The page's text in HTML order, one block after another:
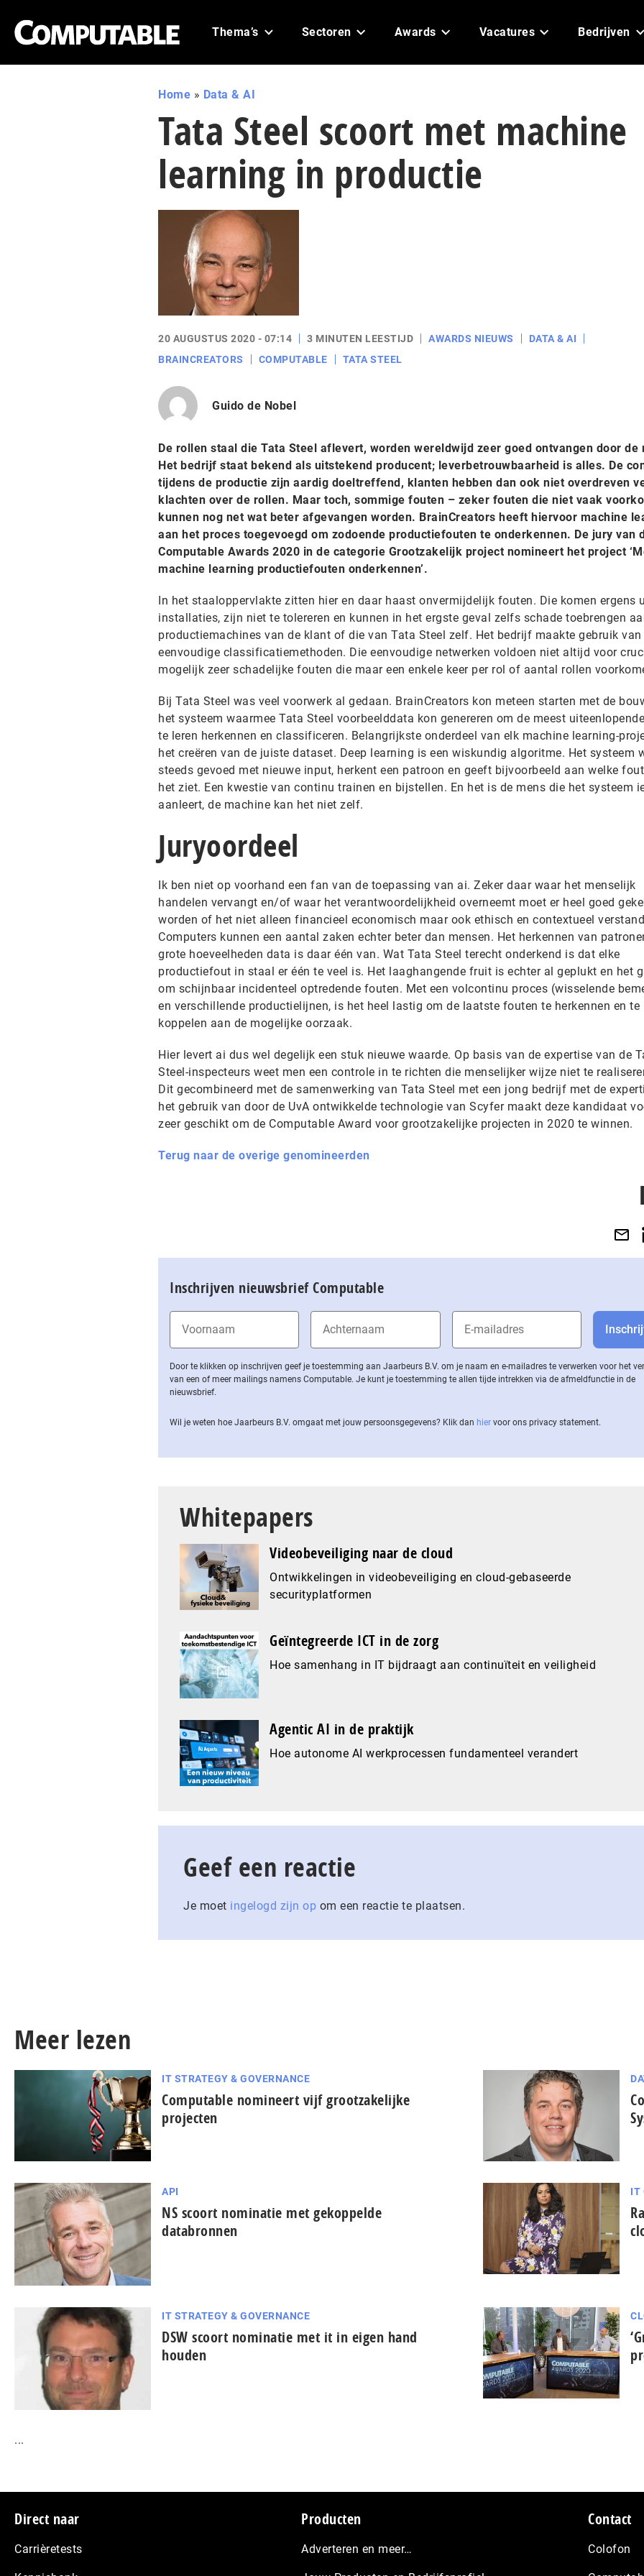
Thema’s Sectoren Awards Vacatures Bedrijven
Home » Data & AI
Tata Steel scoort met machine
learning in productie
20 AUGUSTUS 2020 - 07:14 3 MINUTEN LEESTIJD AWARDS NIEUWS
DATA & AI
BRAINCREATORS
COMPUTABLE TATA STEEL
Guido de Nobel
De rollen staal die Tata Steel aflevert, worden wereldwijd zeer goed ontvangen door de
Het bedrijf staat bekend als uitstekend producent; leverbetrouwbaarheid is alles. De
tijdens de productie zijn aardig doeltreffend, klanten hebben dan ook niet overdreven
klachten over de rollen. Maar toch, sommige fouten – zeker fouten die niet vaak
kunnen nog net wat beter afgevangen worden. BrainCreators heeft hiervoor machine
aan het proces toegevoegd om zodoende productiefouten te onderkennen. De jury van
Computable Awards 2020 in de categorie Grootzakelijk project nomineert het project
machine learning productiefouten onderkennen’.
In het staaloppervlakte zitten hier en daar haast onvermijdelijk fouten. Die komen ergens
installaties, zijn niet te tolereren en kunnen in het ergste geval zelfs schade toebrengen
productiemachines van de klant of die van Tata Steel zelf. Het bedrijf maakte gebruik
eenvoudige classificatiemethoden. Die eenvoudige netwerken voldoen niet altijd voor
mogelijk zeer schadelijke fouten die maar een enkele keer per rol of aantal rollen
Bij Tata Steel was veel voorwerk al gedaan. BrainCreators kon meteen starten met de
het systeem waarmee Tata Steel voorbeelddata kon genereren om de meest
te leren herkennen en classificeren. Belangrijkste onderdeel van elk machine learning-
het creëren van de juiste dataset. Deep learning is een wiskundig algoritme. Het systeem
steeds gevoed met nieuwe input, herkent een patroon en geeft bijvoorbeeld aan welke
het ziet. Een kwestie van continu trainen en bijstellen. En het is de mens die het systeem
aanleert, de machine kan het niet zelf.
Juryoordeel
Ik ben niet op voorhand een fan van de toepassing van ai. Zeker daar waar het menselijk
handelen vervangt en/of waar het verantwoordelijkheid overneemt moet er heel goed
worden of het niet alleen financieel economisch maar ook ethisch en contextueel
Computers kunnen een aantal zaken echter beter dan mensen. Het herkennen van
grote hoeveelheden data is daar één van. Wat Tata Steel terecht onderkend is dat elke
productiefout in staal er één te veel is. Het laaghangende fruit is echter al geplukt en het
om schijnbaar incidenteel optredende fouten. Met een volcontinu proces (wisselende
en verschillende productielijnen, is het heel lastig om de laatste fouten te herkennen en te
koppelen aan de mogelijke oorzaak.
Hier levert ai dus wel degelijk een stuk nieuwe waarde. Op basis van de expertise van de
Steel-inspecteurs weet men een controle in te richten die menselijker wijze niet te
Dit gecombineerd met de samenwerking van Tata Steel met een jong bedrijf met de
het gebruik van door de UvA ontwikkelde technologie van Scyfer maakt deze kandidaat
zeer geschikt om de Computable Award voor grootzakelijke projecten in 2020 te winnen.
Terug naar de overige genomineerden
Inschrijven nieuwsbrief Computable
Door te klikken op inschrijven geef je toestemming aan Jaarbeurs B.V. om je naam en e-mailadres te verwerken voor het
van een of meer mailings namens Computable. Je kunt je toestemming te allen tijde intrekken via de af­meld­func­tie in de
nieuwsbrief.
Wil je weten hoe Jaarbeurs B.V. omgaat met jouw per­soons­ge­ge­vens? Klik dan hier voor ons privacy statement.
Whitepapers
Videobeveiliging naar de cloud
Ontwikkelingen in videobeveiliging en cloud-gebaseerde
securityplatformen
Geïntegreerde ICT in de zorg
Hoe samenhang in IT bijdraagt aan continuïteit en veiligheid
Agentic AI in de praktijk
Hoe autonome AI werkprocessen fundamenteel verandert
Geef een reactie
Je moet ingelogd zijn op om een reactie te plaatsen.
Meer lezen
IT STRATEGY & GOVERNANCE
Computable nomineert vijf grootzakelijke
projecten
API
NS scoort nominatie met gekoppelde
databronnen
IT
IT STRATEGY & GOVERNANCE
DSW scoort nominatie met it in eigen hand
houden
...
Footer
Direct naar
Carrièretests
Producten
Adverteren en meer…
Contact
Colofon